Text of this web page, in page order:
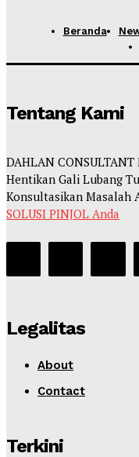
Beranda
Tentang Kami
DAHLAN
Hentikan Gali Lubang
Konsultasikan Masalah
SOLUSI PINJOL Anda
Legalitas
About
Contact
Terkini